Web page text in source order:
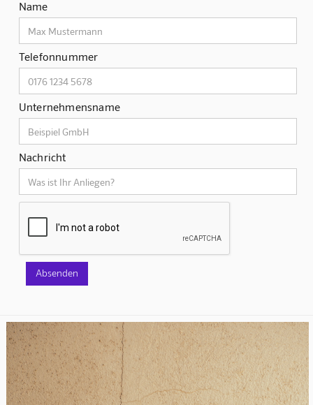
Name
Telefonnummer
Unternehmensname
Nachricht